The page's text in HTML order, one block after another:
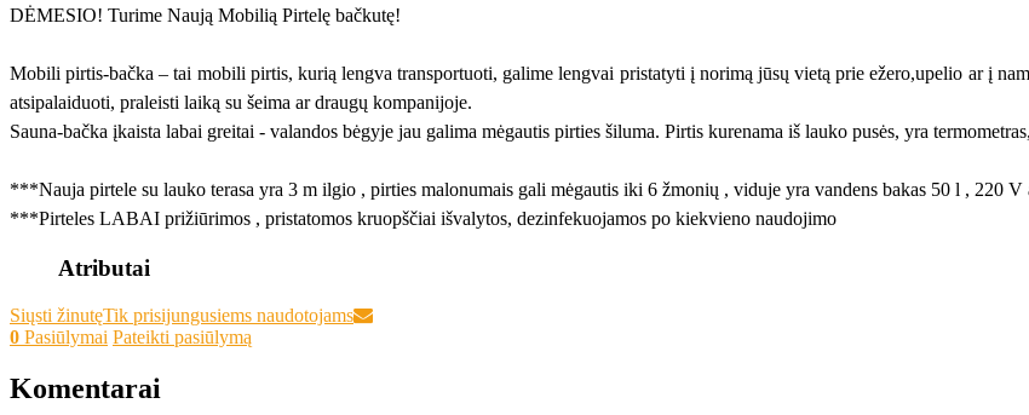
DĖMESIO! Turime Naują Mobilią Pirtelę bačkutę!
Mobili pirtis-bačka – tai mobili pirtis, kurią lengva transportuoti, galime lengvai pristatyti į norimą jūsų vietą prie ežero,upelio ar į
atsipalaiduoti, praleisti laiką su šeima ar draugų kompanijoje.
Sauna-bačka įkaista labai greitai - valandos bėgyje jau galima mėgautis pirties šiluma. Pirtis kurenama iš lauko pusės, yra
***Nauja pirtele su lauko terasa yra 3 m ilgio , pirties malonumais gali mėgautis iki 6 žmonių , viduje yra vandens bakas 50 l , 220 V
***Pirteles LABAI prižiūrimos , pristatomos kruopščiai išvalytos, dezinfekuojamos po kiekvieno naudojimo
Atributai
Siųsti žinutęTik prisijungusiems naudotojams
0 Pasiūlymai Pateikti pasiūlymą
Komentarai